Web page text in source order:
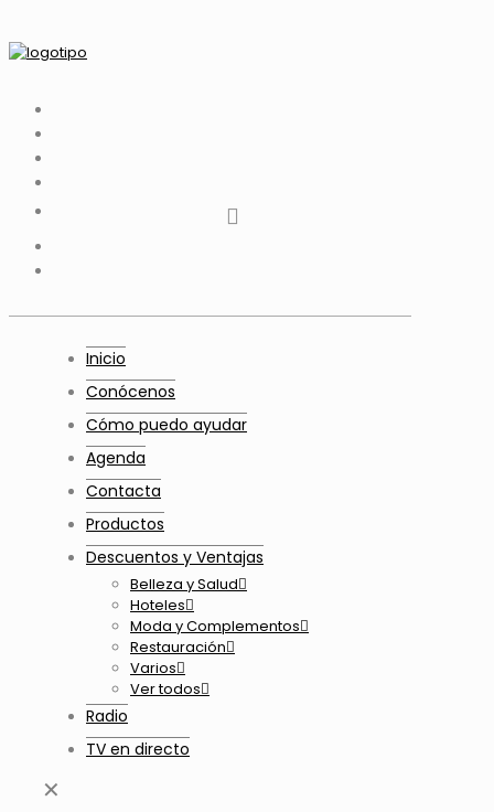
Youtube
Inicio
Conócenos
Cómo puedo ayudar
Agenda
Contacta
Productos
Descuentos y Ventajas
Belleza y Salud
Hoteles
Moda y Complementos
Restauración
Varios
Ver todos
Radio
TV en directo
✕